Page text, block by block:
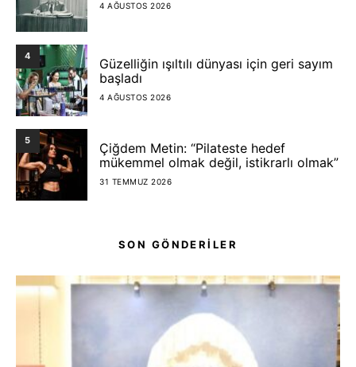
4 AĞUSTOS 2026
4
Güzelliğin ışıltılı dünyası için geri sayım
başladı
4 AĞUSTOS 2026
5
Çiğdem Metin: “Pilateste hedef
mükemmel olmak değil, istikrarlı olmak”
31 TEMMUZ 2026
SON GÖNDERİLER